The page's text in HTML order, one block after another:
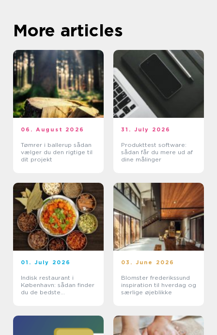
More articles
06. August 2026
Tømrer i ballerup sådan
vælger du den rigtige til
dit projekt
31. July 2026
Produkttest software:
sådan får du mere ud af
dine målinger
01. July 2026
Indisk restaurant i
København: sådan finder
du de bedste
03. June 2026
Blomster frederikssund
inspiration til hverdag og
særlige øjeblikke